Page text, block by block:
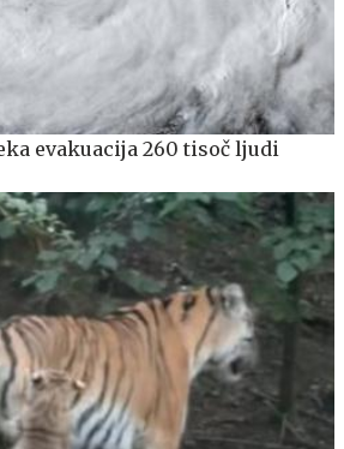
evakuacija 260 tisoč ljudi